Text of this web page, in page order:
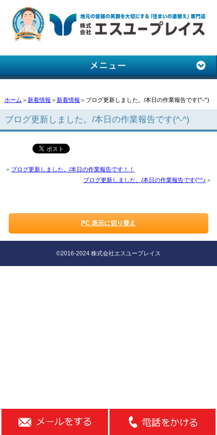
ホーム ＞ 新着情報 ＞ 新着情報 ＞ブログ更新しました。/本日の作業報告です(^-^)
ブログ更新しました。/本日の作業報告です(^-^)
« ブログ更新しました。/本日の作業報告です！！
ブログ更新しました。/本日の作業報告です(^^♪ »
PC 表示に切り替え
©2016-2024 株式会社エスユープレイス